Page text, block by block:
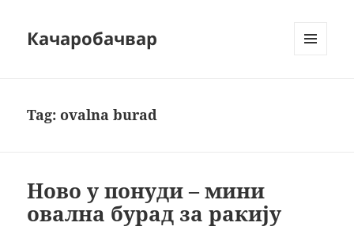
Качаробачвар
Tag:ovalna burad
Ново у понуди – мини
овална бурад за ракију